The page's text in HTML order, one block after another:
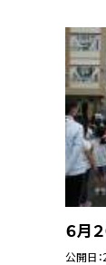
６月
公開日